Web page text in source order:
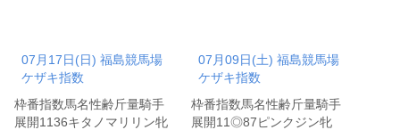
07月17日(日) 福島競馬場
ケザキ指数
枠番指数馬名性齢斤量騎手
展開1136キタノマリリン牝
07月09日(土) 福島競馬場
ケザキ指数
枠番指数馬名性齢斤量騎手
展開11◎87ピンクジン牝